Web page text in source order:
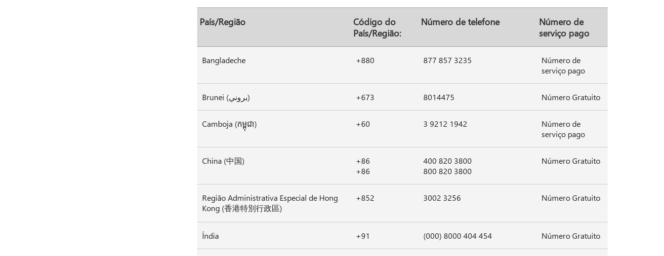
País/Região
Código do
País/Região:
Número de telefone
Número de
serviço pago
Bangladeche +880 877 857 3235
Número de
serviço pago
Brunei (بروني) +673 8014475 Número Gratuito
Camboja (កម្ពុជា) +60 3 9212 1942
Número de
serviço pago
China (中国)
+86
+86
400 820 3800
800 820 3800
Número Gratuito
Região Administrativa Especial de Hong
Kong (香港特別行政區)
+852 3002 3256 Número Gratuito
Índia +91 (000) 8000 404 454 Número Gratuito